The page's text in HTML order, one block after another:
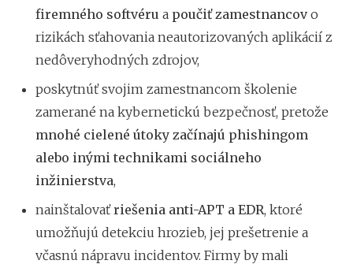
firemného softvéru a poučiť zamestnancovo
rizikách sťahovania neautorizovaných aplikácií z
nedôveryhodných zdrojov,
poskytnúť svojim zamestnancom školenie
zamerané na kybernetickú bezpečnosť, pretože
mnohé cielené útoky začínajú phishingom
alebo inými technikami sociálneho
inžinierstva,
nainštalovaťriešenia anti-APT a EDR, ktoré
umožňujú detekciu hrozieb, jej prešetrenie a
včasnú nápravu incidentov. Firmy by mali